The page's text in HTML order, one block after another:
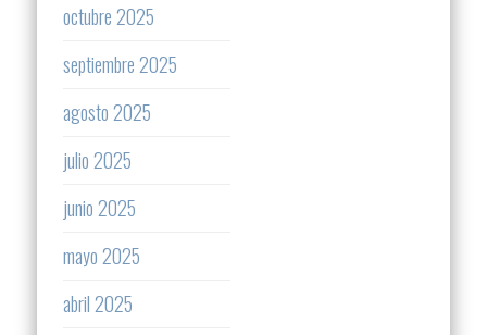
octubre 2025
septiembre 2025
agosto 2025
julio 2025
junio 2025
mayo 2025
abril 2025